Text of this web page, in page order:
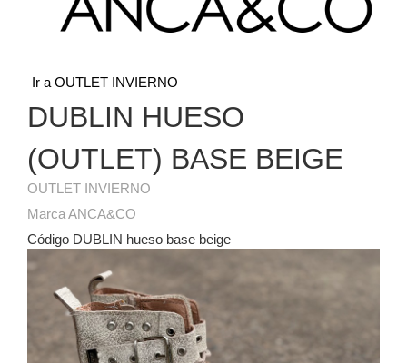
Ir a OUTLET INVIERNO
DUBLIN HUESO
(OUTLET) BASE BEIGE
OUTLET INVIERNO
Marca ANCA&CO
Código DUBLIN hueso base beige